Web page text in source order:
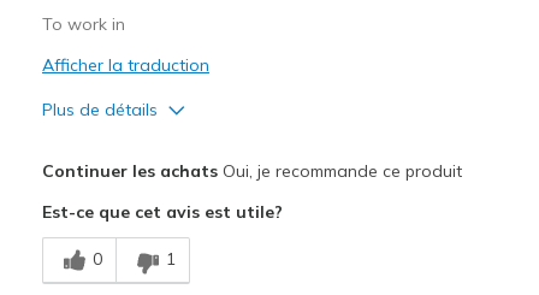
To work in
Afficher la traduction
Plus de détails
Les meilleures utilisations
Casual Wear
Continuer les achatsOui, je recommande ce produit
Est-ce que cet avis est utile?
0 1